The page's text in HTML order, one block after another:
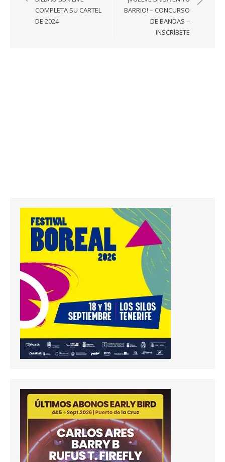
entradas
COMPLETA SU CARTEL
DE 2024
BARRIO! – CONCURSO
DE BANDAS –
INSCRÍBETE